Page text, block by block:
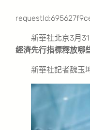
新華社北京3月
經濟先行指標釋放哪
新華社記者魏玉